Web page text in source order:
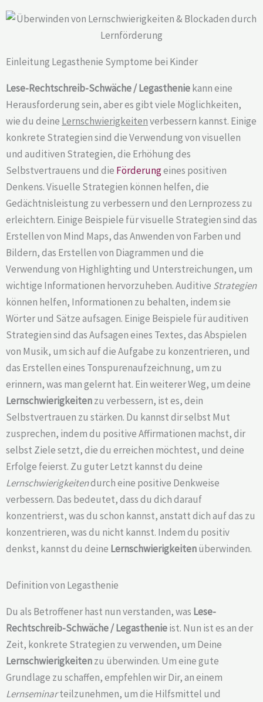
Einleitung Legasthenie Symptome bei Kinder
Lese-Rechtschreib-Schwäche / Legastheniekann eine
Herausforderung sein, aber es gibt viele Möglichkeiten,
wie du deine Lernschwierigkeitenverbessern kannst. Einige
konkrete Strategien sind die Verwendung von visuellen
und auditiven Strategien, die Erhöhung des
Selbstvertrauens und die Förderungeines positiven
Denkens. Visuelle Strategien können helfen, die
Gedächtnisleistung zu verbessern und den Lernprozess zu
erleichtern. Einige Beispiele für visuelle Strategien sind das
Erstellen von Mind Maps, das Anwenden von Farben und
Bildern, das Erstellen von Diagrammen und die
Verwendung von Highlighting und Unterstreichungen, um
wichtige Informationen hervorzuheben. Auditive Strategien
können helfen, Informationen zu behalten, indem sie
Wörter und Sätze aufsagen. Einige Beispiele für auditiven
Strategien sind das Aufsagen eines Textes, das Abspielen
von Musik, um sich auf die Aufgabe zu konzentrieren, und
das Erstellen eines Tonspurenaufzeichnung, um zu
erinnern, was man gelernt hat. Ein weiterer Weg, um deine
Lernschwierigkeitenzu verbessern, ist es, dein
Selbstvertrauen zu stärken. Du kannst dir selbst Mut
zusprechen, indem du positive Affirmationen machst, dir
selbst Ziele setzt, die du erreichen möchtest, und deine
Erfolge feierst. Zu guter Letzt kannst du deine
Lernschwierigkeitendurch eine positive Denkweise
verbessern. Das bedeutet, dass du dich darauf
konzentrierst, was du schon kannst, anstatt dich auf das zu
konzentrieren, was du nicht kannst. Indem du positiv
denkst, kannst du deine Lernschwierigkeitenüberwinden.
Definition von Legasthenie
Du als Betroffener hast nun verstanden, was Lese-
Rechtschreib-Schwäche /Legasthenieist. Nun ist es an der
Zeit, konkrete Strategien zu verwenden, um Deine
Lernschwierigkeitenzu überwinden. Um eine gute
Grundlage zu schaffen, empfehlen wir Dir, an einem
Lernseminarteilzunehmen, um die Hilfsmittel und